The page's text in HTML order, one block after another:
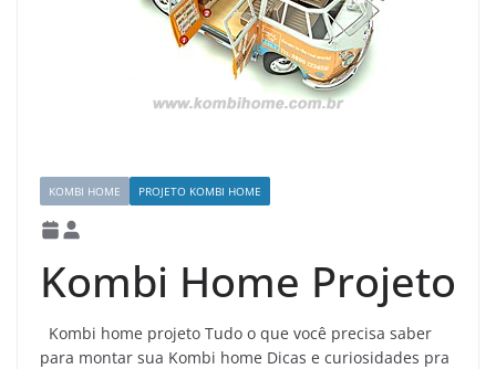
KOMBI HOME PROJETO KOMBI HOME
Kombi Home Projeto
Kombi home projeto Tudo o que você precisa saber
para montar sua Kombi home Dicas e curiosidades pra